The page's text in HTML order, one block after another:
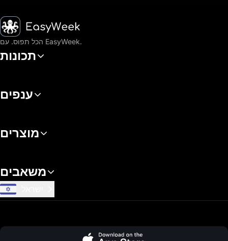
דף הבית
הכל תפוס. עם EasyWeek.
תכונות
ענפים
מוצרים
משאבים